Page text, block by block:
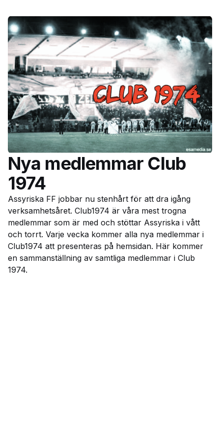
Nya medlemmar Club
1974
Assyriska FF jobbar nu stenhårt för att dra igång
verksamhetsåret. Club1974 är våra mest trogna
medlemmar som är med och stöttar Assyriska i vått
och torrt. Varje vecka kommer alla nya medlemmar i
Club1974 att presenteras på hemsidan. Här kommer
en sammanställning av samtliga medlemmar i Club
1974.